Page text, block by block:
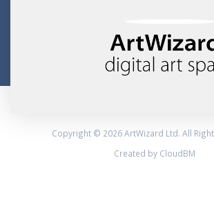
Copyright © 2026 ArtWizard Ltd. All
Created by CloudBM